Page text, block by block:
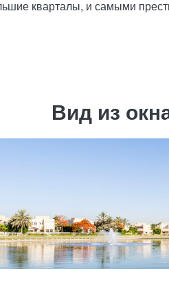
кварталы, и самыми
Вид из